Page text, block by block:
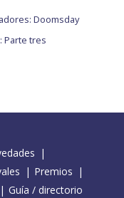
Doomsday
Parte tres
Premios
Guía / directorio